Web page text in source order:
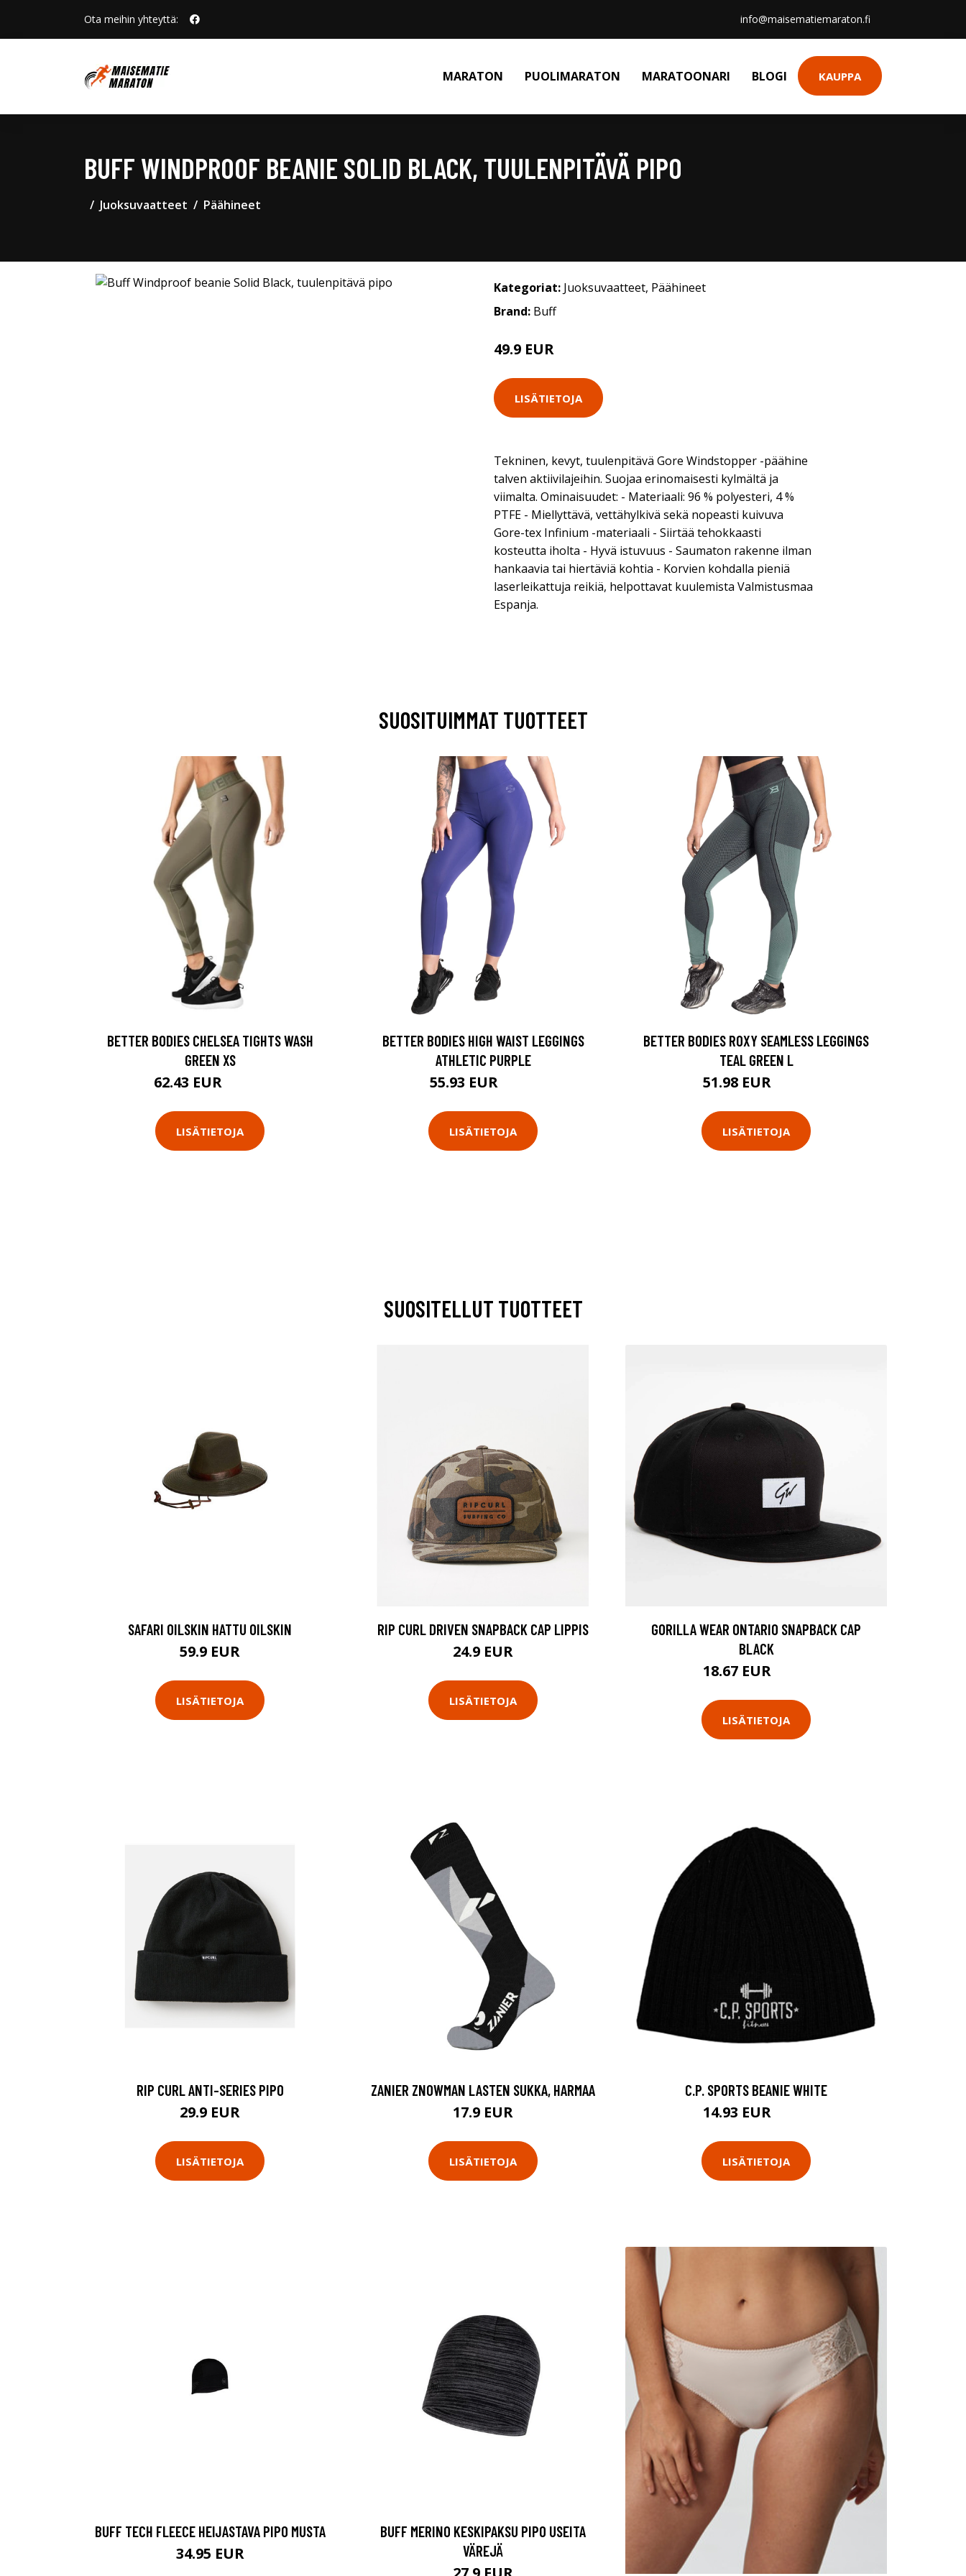
Ota meihin yhteyttä: info@maisematiemaraton.fi
MARATON PUOLIMARATON MARATOONARI BLOGI KAUPPA
BUFF WINDPROOF BEANIE SOLID BLACK, TUULENPITÄVÄ PIPO
Juoksuvaatteet Päähineet
Kategoriat: Juoksuvaatteet, Päähineet
Brand: Buff
49.9 EUR
LISÄTIETOJA
Tekninen, kevyt, tuulenpitävä Gore Windstopper -päähine
talven aktiivilajeihin. Suojaa erinomaisesti kylmältä ja
viimalta. Ominaisuudet: - Materiaali: 96 % polyesteri, 4 %
PTFE - Miellyttävä, vettähylkivä sekä nopeasti kuivuva
Gore-tex Infinium -materiaali - Siirtää tehokkaasti
kosteutta iholta - Hyvä istuvuus - Saumaton rakenne ilman
hankaavia tai hiertäviä kohtia - Korvien kohdalla pieniä
laserleikattuja reikiä, helpottavat kuulemista Valmistusmaa
Espanja.
SUOSITUIMMAT TUOTTEET
BETTER BODIES CHELSEA TIGHTS WASH
GREEN XS
62.43 EUR
LISÄTIETOJA
BETTER BODIES HIGH WAIST LEGGINGS
ATHLETIC PURPLE
55.93 EUR
LISÄTIETOJA
BETTER BODIES ROXY SEAMLESS LEGGINGS
TEAL GREEN L
51.98 EUR
LISÄTIETOJA
SUOSITELLUT TUOTTEET
SAFARI OILSKIN HATTU OILSKIN
59.9 EUR
LISÄTIETOJA
RIP CURL DRIVEN SNAPBACK CAP LIPPIS
24.9 EUR
LISÄTIETOJA
GORILLA WEAR ONTARIO SNAPBACK CAP
BLACK
18.67 EUR
LISÄTIETOJA
RIP CURL ANTI-SERIES PIPO
29.9 EUR
LISÄTIETOJA
ZANIER ZNOWMAN LASTEN SUKKA, HARMAA
17.9 EUR
LISÄTIETOJA
C.P. SPORTS BEANIE WHITE
14.93 EUR
LISÄTIETOJA
BUFF TECH FLEECE HEIJASTAVA PIPO MUSTA
34.95 EUR
BUFF MERINO KESKIPAKSU PIPO USEITA
VÄREJÄ